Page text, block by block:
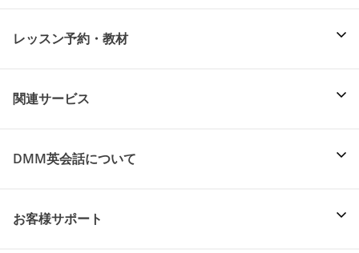
レッスン予約・教材
関連サービス
DMM英会話について
お客様サポート